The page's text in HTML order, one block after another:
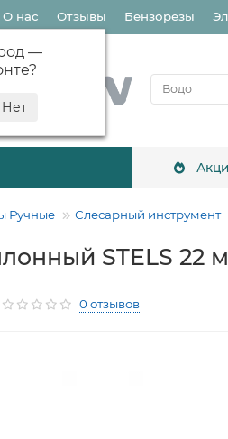
—
?
О нас Отзывы Бензорезы
Ручные Слесарный инструмент
STELS 22
0 отзывов